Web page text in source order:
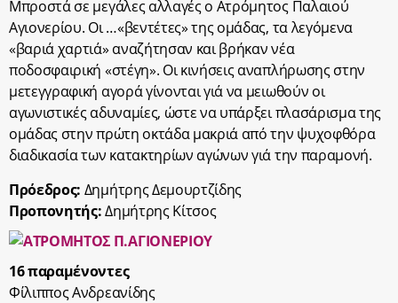
Μπροστά σε μεγάλες αλλαγές ο Ατρόμητος Παλαιού
Αγιονερίου. Οι …«βεντέτες» της ομάδας, τα λεγόμενα
«βαριά χαρτιά» αναζήτησαν και βρήκαν νέα
ποδοσφαιρική «στέγη». Οι κινήσεις αναπλήρωσης στην
μετεγγραφική αγορά γίνονται γιά να μειωθούν οι
αγωνιστικές αδυναμίες, ώστε να υπάρξει πλασάρισμα της
ομάδας στην πρώτη οκτάδα μακριά από την ψυχοφθόρα
διαδικασία των κατακτηρίων αγώνων γιά την παραμονή.
Πρόεδρος: Δημήτρης Δεμουρτζίδης
Προπονητής:Δημήτρης Κίτσος
16 παραμένοντες
Φίλιππος Ανδρεανίδης